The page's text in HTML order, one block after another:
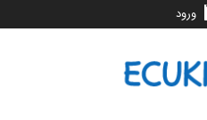
ورود